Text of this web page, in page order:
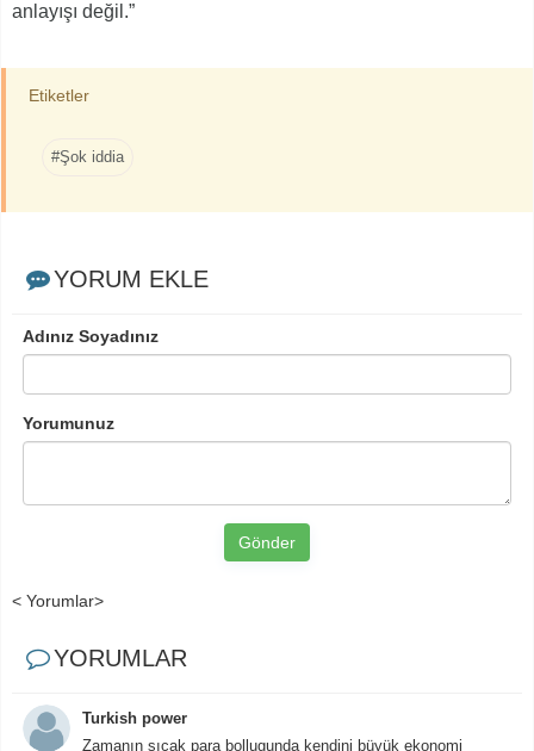
anlayışı değil.”
Etiketler
#Şok iddia
YORUM EKLE
Adınız Soyadınız
Yorumunuz
Gönder
< Yorumlar>
YORUMLAR
Turkish power
Zamanın sıcak para bollugunda kendini büyük ekonomi